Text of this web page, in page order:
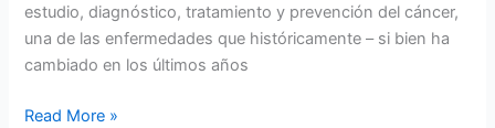
estudio, diagnóstico, tratamiento y prevención del cáncer,
una de las enfermedades que históricamente – si bien ha
cambiado en los últimos años
Read More »